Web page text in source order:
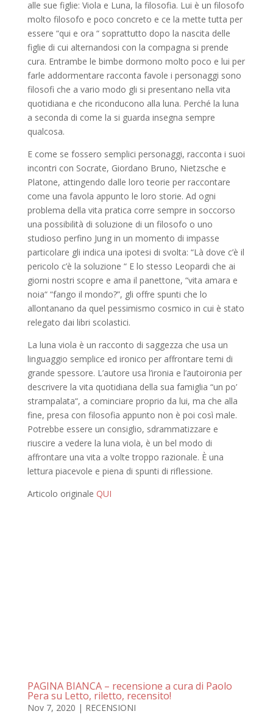
alle sue figlie: Viola e Luna, la filosofia. Lui è un filosofo
molto filosofo e poco concreto e ce la mette tutta per
essere “qui e ora “ soprattutto dopo la nascita delle
figlie di cui alternandosi con la compagna si prende
cura. Entrambe le bimbe dormono molto poco e lui per
farle addormentare racconta favole i personaggi sono
filosofi che a vario modo gli si presentano nella vita
quotidiana e che riconducono alla luna. Perché la luna
a seconda di come la si guarda insegna sempre
qualcosa.
E come se fossero semplici personaggi, racconta i suoi
incontri con Socrate, Giordano Bruno, Nietzsche e
Platone, attingendo dalle loro teorie per raccontare
come una favola appunto le loro storie. Ad ogni
problema della vita pratica corre sempre in soccorso
una possibilità di soluzione di un filosofo o uno
studioso perfino Jung in un momento di impasse
particolare gli indica una ipotesi di svolta: “Là dove c’è il
pericolo c’è la soluzione “ E lo stesso Leopardi che ai
giorni nostri scopre e ama il panettone, “vita amara e
noia“ “fango il mondo?”, gli offre spunti che lo
allontanano da quel pessimismo cosmico in cui è stato
relegato dai libri scolastici.
La luna viola è un racconto di saggezza che usa un
linguaggio semplice ed ironico per affrontare temi di
grande spessore. L’autore usa l’ironia e l’autoironia per
descrivere la vita quotidiana della sua famiglia “un po’
strampalata“, a cominciare proprio da lui, ma che alla
fine, presa con filosofia appunto non è poi così male.
Potrebbe essere un consiglio, sdrammatizzare e
riuscire a vedere la luna viola, è un bel modo di
affrontare una vita a volte troppo razionale. È una
lettura piacevole e piena di spunti di riflessione.
Articolo originale QUI
PAGINA BIANCA – recensione a cura di Paolo
Pera su Letto, riletto, recensito!
Nov 7, 2020 | RECENSIONI